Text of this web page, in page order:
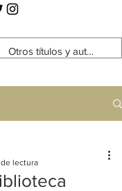
lectura